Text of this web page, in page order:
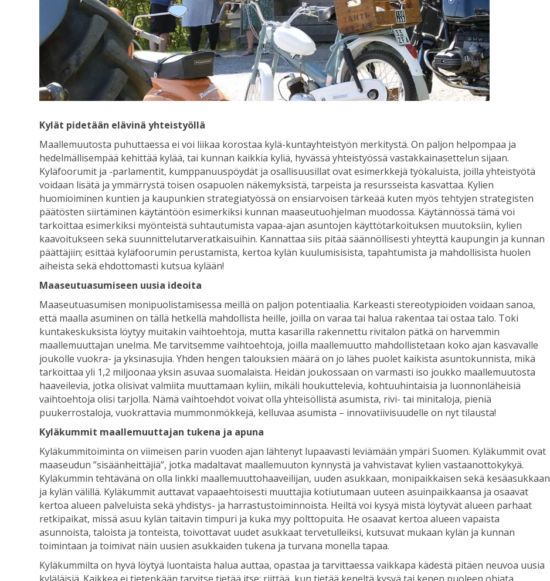
Kylät pidetään elävinä yhteistyöllä
Maallemuutosta puhuttaessa ei voi liikaa korostaa kylä-kuntayhteistyön merkitystä. On paljon helpompaa ja
hedelmällisempää kehittää kylää, tai kunnan kaikkia kyliä, hyvässä yhteistyössä vastakkainasettelun sijaan.
Kyläfoorumit ja -parlamentit, kumppanuuspöydät ja osallisuusillat ovat esimerkkejä työkaluista, joilla yhteistyötä
voidaan lisätä ja ymmärrystä toisen osapuolen näkemyksistä, tarpeista ja resursseista kasvattaa. Kylien
huomioiminen kuntien ja kaupunkien strategiatyössä on ensiarvoisen tärkeää kuten myös tehtyjen strategisten
päätösten siirtäminen käytäntöön esimerkiksi kunnan maaseutuohjelman muodossa. Käytännössä tämä voi
tarkoittaa esimerkiksi myönteistä suhtautumista vapaa-ajan asuntojen käyttötarkoituksen muutoksiin, kylien
kaavoitukseen sekä suunnittelutarveratkaisuihin. Kannattaa siis pitää säännöllisesti yhteyttä kaupungin ja kunnan
päättäjiin; esittää kyläfoorumin perustamista, kertoa kylän kuulumisisista, tapahtumista ja mahdollisista huolen
aiheista sekä ehdottomasti kutsua kylään!
Maaseutuasumiseen uusia ideoita
Maaseutuasumisen monipuolistamisessa meillä on paljon potentiaalia. Karkeasti stereotypioiden voidaan sanoa,
että maalla asuminen on tällä hetkellä mahdollista heille, joilla on varaa tai halua rakentaa tai ostaa talo. Toki
kuntakeskuksista löytyy muitakin vaihtoehtoja, mutta kasarilla rakennettu rivitalon pätkä on harvemmin
maallemuuttajan unelma. Me tarvitsemme vaihtoehtoja, joilla maallemuutto mahdollistetaan koko ajan kasvavalle
joukolle vuokra- ja yksinasujia. Yhden hengen talouksien määrä on jo lähes puolet kaikista asuntokunnista, mikä
tarkoittaa yli 1,2 miljoonaa yksin asuvaa suomalaista. Heidän joukossaan on varmasti iso joukko maallemuutosta
haaveilevia, jotka olisivat valmiita muuttamaan kyliin, mikäli houkuttelevia, kohtuuhintaisia ja luonnonläheisiä
vaihtoehtoja olisi tarjolla. Nämä vaihtoehdot voivat olla yhteisöllistä asumista, rivi- tai minitaloja, pieniä
puukerrostaloja, vuokrattavia mummonmökkejä, kelluvaa asumista – innovatiivisuudelle on nyt tilausta!
Kyläkummit maallemuuttajan tukena ja apuna
Kyläkummitoiminta on viimeisen parin vuoden ajan lähtenyt lupaavasti leviämään ympäri Suomen. Kyläkummit ovat
maaseudun ”sisäänheittäjiä”, jotka madaltavat maallemuuton kynnystä ja vahvistavat kylien vastaanottokykyä.
Kyläkummin tehtävänä on olla linkki maallemuuttohaaveilijan, uuden asukkaan, monipaikkaisen sekä kesäasukkaan
ja kylän välillä. Kyläkummit auttavat vapaaehtoisesti muuttajia kotiutumaan uuteen asuinpaikkaansa ja osaavat
kertoa alueen palveluista sekä yhdistys- ja harrastustoiminnoista. Heiltä voi kysyä mistä löytyvät alueen parhaat
retkipaikat, missä asuu kylän taitavin timpuri ja kuka myy polttopuita. He osaavat kertoa alueen vapaista
asunnoista, taloista ja tonteista, toivottavat uudet asukkaat tervetulleiksi, kutsuvat mukaan kylän ja kunnan
toimintaan ja toimivat näin uusien asukkaiden tukena ja turvana monella tapaa.
Kyläkummilta on hyvä löytyä luontaista halua auttaa, opastaa ja tarvittaessa vaikkapa kädestä pitäen neuvoa uusia